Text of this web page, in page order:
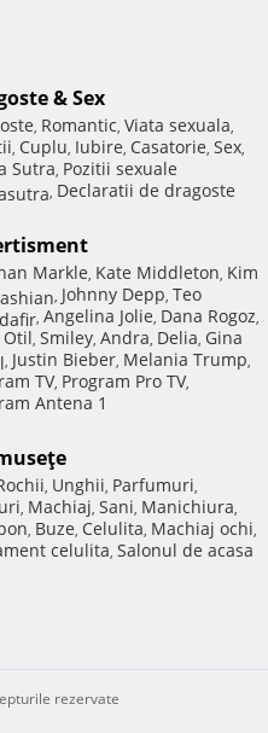
& Sex
, Romantic, Viata sexuala,
, Cuplu, Iubire, Casatorie, Sex,
Sutra, Pozitii sexuale
, Declaratii de dragoste
Markle, Kate Middleton, Kim
, Johnny Depp, Teo
, Angelina Jolie, Dana Rogoz,
Otil, Smiley, Andra, Delia, Gina
, Justin Bieber, Melania Trump,
TV, Program Pro TV,
Antena 1
, Unghii, Parfumuri,
, Machiaj, Sani, Manichiura,
, Buze, Celulita, Machiaj ochi,
celulita, Salonul de acasa
rezervate